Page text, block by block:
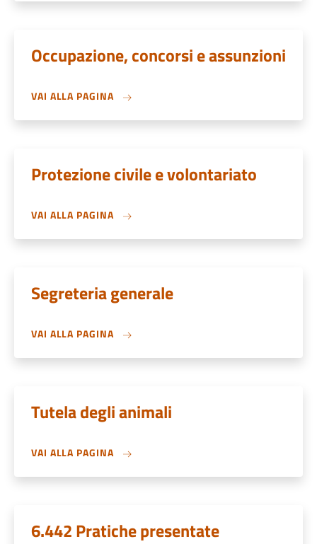
Occupazione, concorsi e assunzioni
VAI ALLA PAGINA
Protezione civile e volontariato
VAI ALLA PAGINA
Segreteria generale
VAI ALLA PAGINA
Tutela degli animali
VAI ALLA PAGINA
6.442 Pratiche presentate